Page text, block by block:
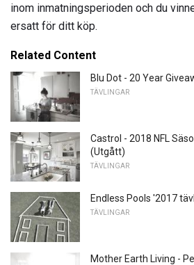
inom inmatningsperioden och du
ersatt för ditt köp.
Related Content
Blu Dot - 20 Year
TÄVLINGAR
Castrol - 2018 NFL
(Utgått)
TÄVLINGAR
Endless Pools '2017
TÄVLINGAR
Mother Earth Living -